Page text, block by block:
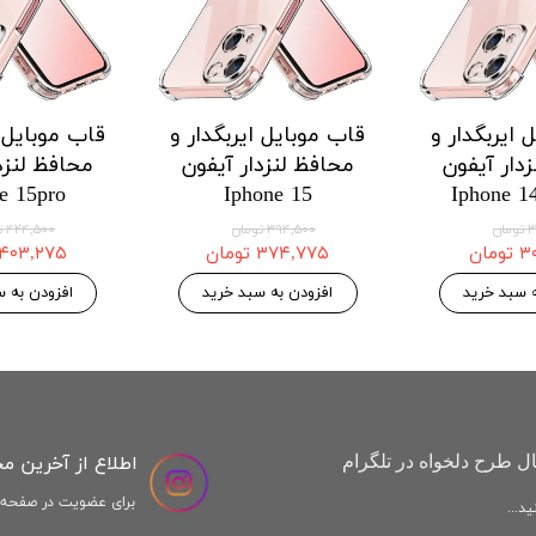
قاب موبایل
محافظ
X9a
افزودن به
قاب موبایل ایربگدار و
محافظ لنزدار هواوی
Huawei Honor X8a
۱۲۱,۱۲۵ تومان
افزودن به سبد خرید
ایربگدار و
هواوی
Huawei
طرح دلخواه در تلگرام اطلاع از
برای عضویت در صفحه